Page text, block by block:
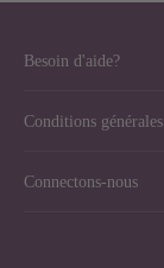
Besoin d'aide?
Conditions générales
Connectons-nous